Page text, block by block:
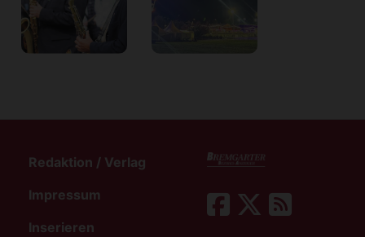
Redaktion / Verlag
Impressum
Inserieren